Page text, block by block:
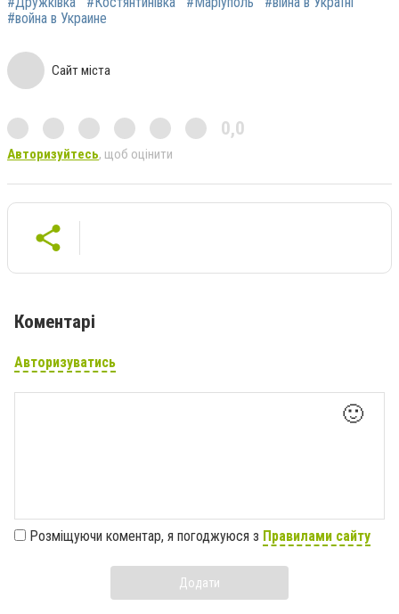
#война в Украине
Сайт міста
0,0
Авторизуйтесь, щоб оцінити
Коментарі
Авторизуватись
🙂
Розміщуючи коментар, я погоджуюся з Правилами сайту
Додати